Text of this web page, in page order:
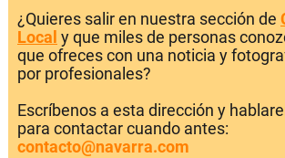
¿Quieres salir en nuestra sección de
Local y que miles de personas
que ofreces con una noticia y
por profesionales?
Escríbenos a esta dirección y
para contactar cuando antes:
contacto@navarra.com